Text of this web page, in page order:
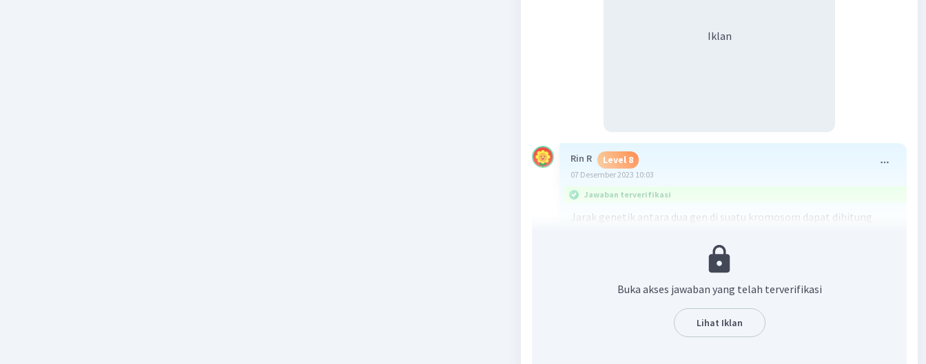
Iklan
Rin R Level 8
07 Desember 2023 10:03
Jawaban terverifikasi
Jarak genetik antara dua gen di suatu kromosom dapat dihitung
bahwa jarak antara gen B dan gen D adalah 10%.
Dalam suatu persilangan, jika fenotipe lalat buah tubuh abu-abu
sayap pendek (BbDd) dihasilkan melalui peristiwa rekombinasi, maka
kita dapat menggunakan jarak antara gen B dan gen D sebagai
probabilitas rekombinasi antara mereka.
Buka akses jawaban yang telah terverifikasi
Lihat Iklan